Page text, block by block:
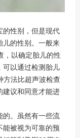
性别，但是现代
儿的性别。一般来
，以确定胎儿的性
可以通过检测胎儿
方法比超声波检查
建议和同意才能进
的。虽然有一些流
被视为可靠的预